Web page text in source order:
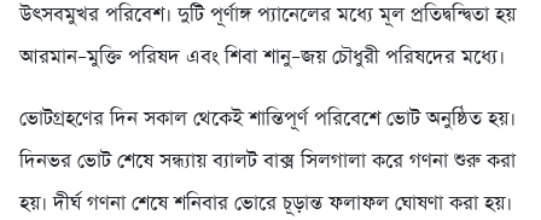
উৎসবমুখর পরিবেশ। দুটি পূর্ণাঙ্গ প্যানেলের মধ্যে মূল প্রতিদ্বন্দ্বিতা হয়
আরমান–মুক্তি পরিষদ এবং শিবা শানু–জয় চৌধুরী পরিষদের মধ্যে।
ভোটগ্রহণের দিন সকাল থেকেই শান্তিপূর্ণ পরিবেশে ভোট অনুষ্ঠিত হয়।
দিনভর ভোট শেষে সন্ধ্যায় ব্যালট বাক্স সিলগালা করে গণনা শুরু করা
হয়। দীর্ঘ গণনা শেষে শনিবার ভোরে চূড়ান্ত ফলাফল ঘোষণা করা হয়।